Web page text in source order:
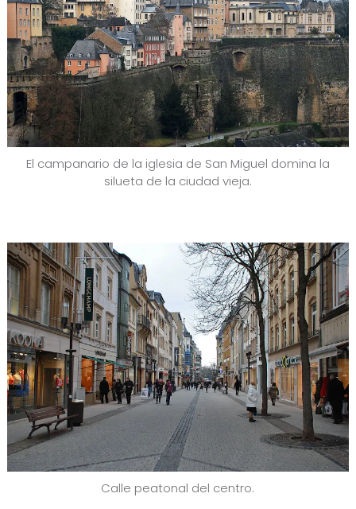
El campanario de la iglesia de San Miguel domina la
silueta de la ciudad vieja.
Calle peatonal del centro.